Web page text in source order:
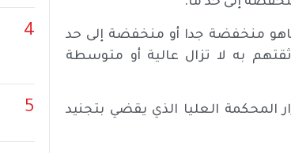
منخفضة جدا أو منخفضة إلى حد
“نسبة ثقتهم به لا تزال عالية أو متوسطة
قرار المحكمة العليا الذي يقضي بتجنيد
4
5